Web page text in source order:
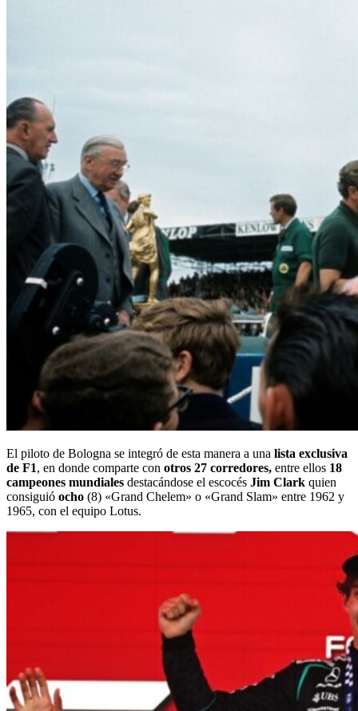
El piloto de Bologna se integró de esta manera a una lista exclusiva
de F1, en donde comparte con otros 27 corredores, entre ellos 18
campeones mundiales destacándose el escocés Jim Clark quien
consiguió ocho (8) «Grand Chelem» o «Grand Slam» entre 1962 y
1965, con el equipo Lotus.